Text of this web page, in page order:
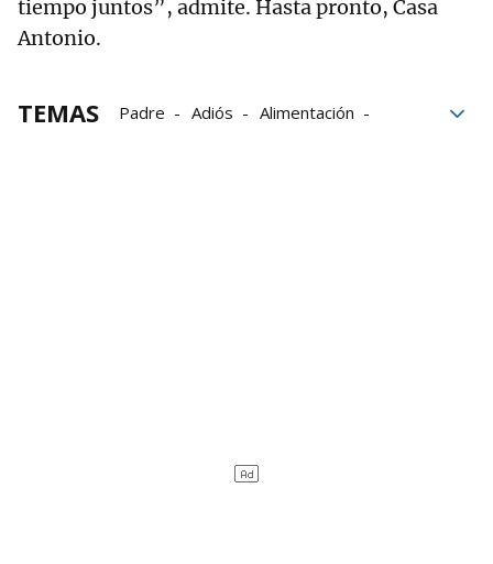
tiempo juntos”, admite. Hasta pronto, Casa
Antonio.
TEMAS Padre Adiós
Alimentación